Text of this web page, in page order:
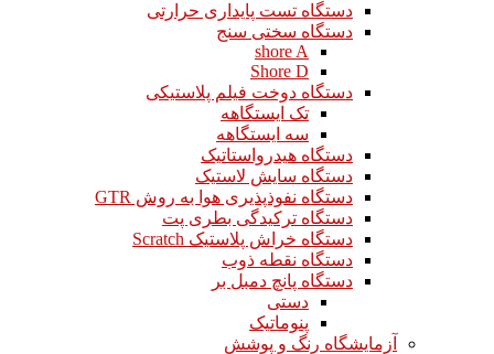
دستگاه تست پایداری حرارتی
دستگاه سختی سنج
shore A
Shore D
دستگاه دوخت فیلم پلاستیکی
تک ایستگاهه
سه ایستگاهه
دستگاه هیدرواستاتیک
دستگاه سایش لاستیک
دستگاه نفوذپذیری هوا به روش GTR
دستگاه ترکیدگی بطری پت
دستگاه خراش پلاستیک Scratch
دستگاه نقطه ذوب
دستگاه پانچ دمبل بر
دستی
پنوماتیک
آزمایشگاه رنگ و پوشش